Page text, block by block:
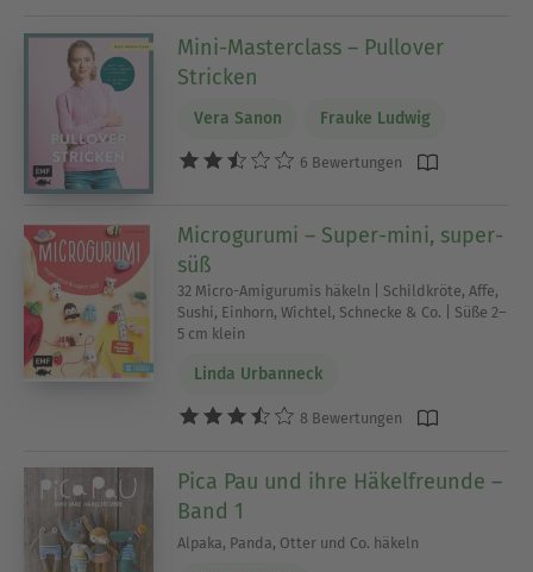
Mini-Masterclass – Pullover
Stricken
Vera Sanon Frauke Ludwig
6 Bewertungen
Microgurumi – Super-mini, super-
süß
32 Micro-Amigurumis häkeln | Schildkröte, Affe,
Sushi, Einhorn, Wichtel, Schnecke & Co. | Süße 2–
5 cm klein
Linda Urbanneck
8 Bewertungen
Pica Pau und ihre Häkelfreunde –
Band 1
Alpaka, Panda, Otter und Co. häkeln